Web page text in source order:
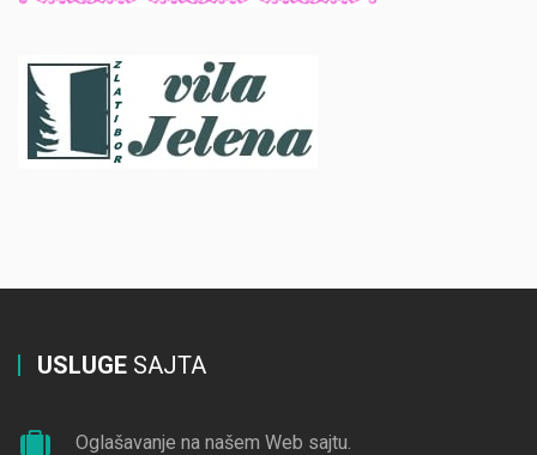
USLUGE SAJTA
Oglašavanje na našem Web sajtu.